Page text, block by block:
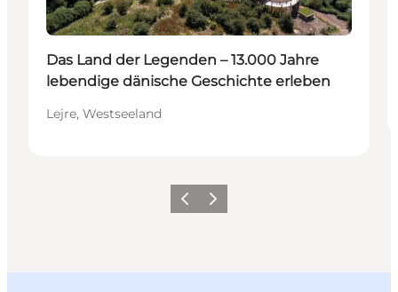
Das Land der Legenden – 13.000 Jahre
lebendige dänische Geschichte erleben
Lejre, Westseeland
Vorherige Folie
Nächste Folie